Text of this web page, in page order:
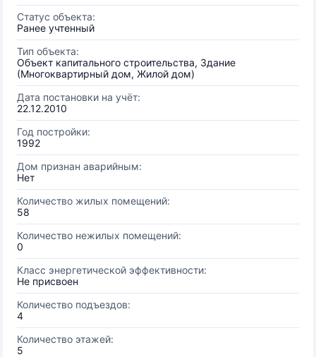
Статус объекта:
Ранее учтенный
Тип объекта:
Объект капитального строительства, Здание
(Многоквартирный дом, Жилой дом)
Дата постановки на учёт:
22.12.2010
Год постройки:
1992
Дом признан аварийным:
Нет
Количество жилых помещений:
58
Количество нежилых помещений:
0
Класс энергетической эффективности:
Не присвоен
Количество подъездов:
4
Количество этажей:
5